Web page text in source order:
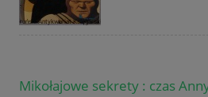
Mikołajowe sekrety : czas